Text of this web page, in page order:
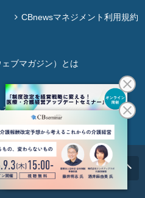
CBnewsマネジメント利用規約
ブマガジン）とは
質問
再配布は固く禁じます。
Co., Ltd.